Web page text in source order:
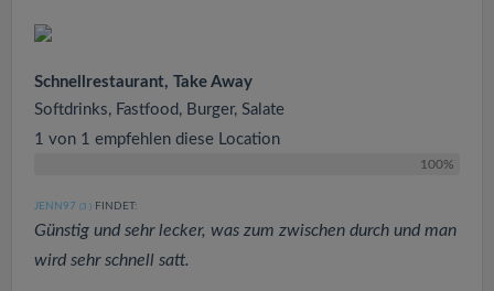
Schnellrestaurant, Take Away
Softdrinks, Fastfood, Burger, Salate
1 von 1 empfehlen diese Location
100%
JENN97 (3 ) FINDET:
Günstig und sehr lecker, was zum zwischen durch und man
wird sehr schnell satt.